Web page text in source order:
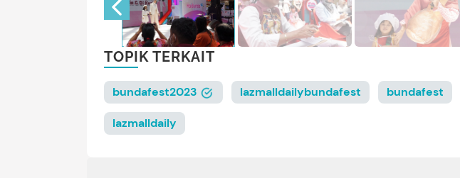
TOPIK TERKAIT
bundafest2023 lazmalldailybundafest bundafest
lazmalldaily